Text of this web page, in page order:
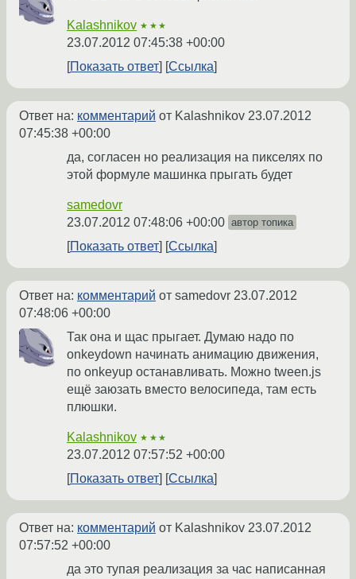
Kalashnikov ★★★
23.07.2012 07:45:38 +00:00
Показать ответ
Ссылка
Ответ на: комментарий от Kalashnikov 23.07.2012
07:45:38 +00:00
да, согласен но реализация на пикселях по
этой формуле машинка прыгать будет
samedovr
23.07.2012 07:48:06 +00:00 автор топика
Показать ответ Ссылка
Ответ на: комментарий от samedovr 23.07.2012
07:48:06 +00:00
Так она и щас прыгает. Думаю надо по
onkeydown начинать анимацию движения,
по onkeyup останавливать. Можно tween.js
ещё заюзать вместо велосипеда, там есть
плюшки.
Kalashnikov ★★★
23.07.2012 07:57:52 +00:00
Показать ответ
Ссылка
Ответ на: комментарий от Kalashnikov 23.07.2012
07:57:52 +00:00
да это тупая реализация за час написанная